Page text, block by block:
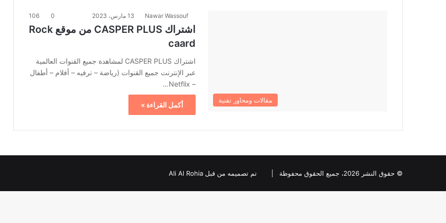
مقالات ومحاور تقنية
Nawar Wassouf 13 مارس، 2023 0
106
اشتراك CASPER PLUS من موقع Rock
caard
اشتراك CASPER PLUS لمشاهدة جميع القنوات العالمية
عبر الإنترنت جميع القنوات (رياضة – ترفيه – أفلام – أطفال
– Netflix…
أكمل القراءة »
© حقوق النشر 2026، جميع الحقوق محفوظة | تم تصميمه من قبل Ali Al Rohia